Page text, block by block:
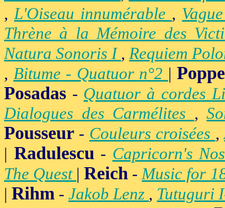
,L'Oiseau innumérable ,
Thrène à la Mémoire des
Natura Sonoris I , Requiem
, Bitume - Quatuor n°2 |Poppe
Posadas - Quatuor à cordes
Dialogues des Carmélites ,
Pousseur - Couleurs croisées ,
| Radulescu - Capricorn's
The Quest |Reich -Music for
|Rihm -Jakob Lenz , Tutuguri